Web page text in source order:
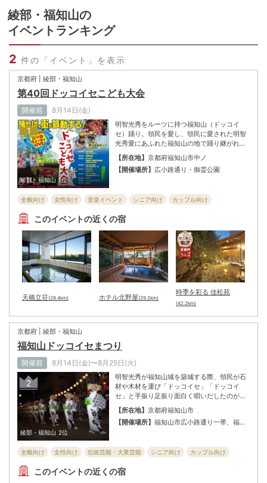
綾部・福知山の
イベントランキング
2 件の「イベント」を表示
京都府 | 綾部・福知山
第40回ドッコイセこども大会
開催前 8月14日(金)
1
綾部・福知山 1位
明智光秀をルーツに持つ福知山（ドッコイ
セ）踊り。領民を愛し、領民に愛された明智
光秀愛にあふれた福知山の地で踊り継がれて
きた踊りをこどもに伝えて、郷土愛を育もう
と福知山の若手青年実業家が力をあげて行う
この大会。お化け屋敷、水遊びなど楽しいイ
山商工会議所青年部ホームページ参照。
【所在地】 京都府福知山市中ノ
【開催場所】 広小路通り・御霊公園
全般向け 女性向け 音楽イベント シニア向け
カップル向け
体験・遊覧
このイベントの近くの宿
天橋立荘(28.4km) ホテル北野屋 (29.2km)
時季を彩る 佳松苑
(42.2km)
京都府 | 綾部・福知山
福知山ドッコイセまつり
開催前 8月14日(金)〜8月25日(火)
2
綾部・福知山 2位
明智光秀が福知山城を築城する際、領民が石
材や木材を運び「ドッコイセ」「ドッコイ
セ」と手振り足振り面白く唄いだしたのが起
源。令和8年は、日にちが変更されているの
で注意を。学生大会、プラカードコンテスト
などのイベントも日々開催。踊りの達人も、
【所在地】 京都府福知山市
【開催場所】 福知山市広小路通り一帯、福知
全般向け 女性向け 伝統芸能・大衆芸能 シニア向け
カップル向け
フェスティバル・パレード
このイベントの近くの宿